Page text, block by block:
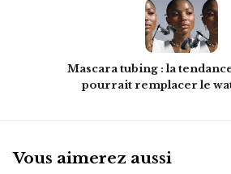
Mascara tubing : la
pourrait remplacer le
Vous aimerez aussi